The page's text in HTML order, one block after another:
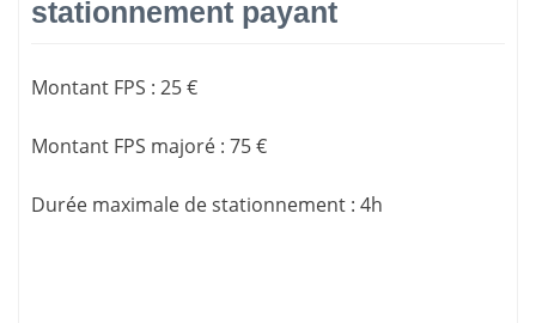
stationnement payant
Montant FPS : 25 €
Montant FPS majoré : 75 €
Durée maximale de stationnement : 4h